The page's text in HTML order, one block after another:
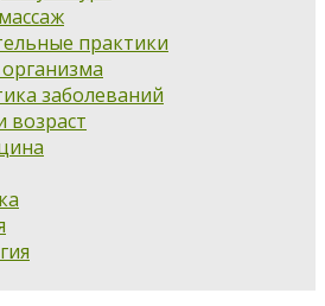
практики
заболеваний
возраст